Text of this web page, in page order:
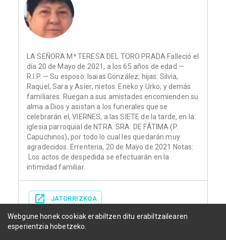
LA SEÑORA Mª TERESA DEL TORO PRADA Falleció el
día 20 de Mayo de 2021, a los 65 años de edad —
R.I.P. — Su esposo: Isaias González; hijas: Silvia,
Raquel, Sara y Asier; nietos: Eneko y Urko; y demás
familiares. Ruegan a sus amistades encomienden su
alma a Dios y asistan a los funerales que se
celebrarán el, VIERNES, a las SIETE de la tarde, en la
iglesia parroquial de NTRA. SRA. DE FÁTIMA (P.
Capuchinos), por todo lo cual les quedarán muy
agradecidos. Errenteria, 20 de Mayo de 2021 Notas:
Los actos de despedida se efectuarán en la
intimidad familiar.
JATORRIZKOA
Webgune honek cookiak erabiltzen ditu erabiltzailearen
esperientzia hobetzeko.